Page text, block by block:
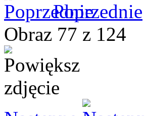
Poprzednie
Obraz 77 z 124